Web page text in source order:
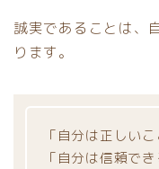
誠実であることは、
ります。
「自分は正しい
「自分は信頼でき